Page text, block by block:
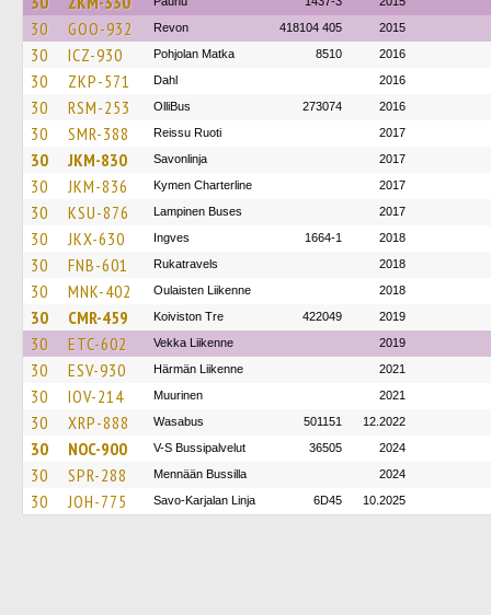
30 GOO-932 Revon 418104 405 2015
30 ICZ-930 Pohjolan Matka 8510 2016
30 ZKP-571 Dahl 2016
30 RSM-253 OlliBus 273074 2016
30 SMR-388 Reissu Ruoti 2017
30 JKM-830 Savonlinja 2017
30 JKM-836 Kymen Charterline 2017
30 KSU-876 Lampinen Buses 2017
30 JKX-630 Ingves 1664-1 2018
30 FNB-601 Rukatravels 2018
30 MNK-402 Oulaisten Liikenne 2018
30 CMR-459 Koiviston Tre 422049 2019
30 ETC-602 Vekka Liikenne 2019
30 ESV-930 Härmän Liikenne 2021
30 IOV-214 Muurinen 2021
30 XRP-888 Wasabus 501151 12.2022
30 NOC-900 V-S Bussipalvelut 36505 2024
30 SPR-288 Mennään Bussilla 2024
30 JOH-775 Savo-Karjalan Linja 6D45 10.2025